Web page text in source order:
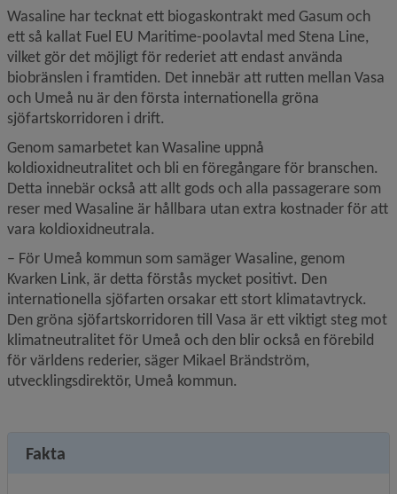
Wasaline har tecknat ett biogaskontrakt med Gasum och
ett så kallat Fuel EU Maritime-poolavtal med Stena Line,
vilket gör det möjligt för rederiet att endast använda
biobränslen i framtiden. Det innebär att rutten mellan Vasa
och Umeå nu är den första internationella gröna
sjöfartskorridoren i drift.
Genom samarbetet kan Wasaline uppnå
koldioxidneutralitet och bli en föregångare för branschen.
Detta innebär också att allt gods och alla passagerare som
reser med Wasaline är hållbara utan extra kostnader för att
vara koldioxidneutrala.
– För Umeå kommun som samäger Wasaline, genom
Kvarken Link, är detta förstås mycket positivt. Den
internationella sjöfarten orsakar ett stort klimatavtryck.
Den gröna sjöfartskorridoren till Vasa är ett viktigt steg mot
klimatneutralitet för Umeå och den blir också en förebild
för världens rederier, säger Mikael Brändström,
utvecklingsdirektör, Umeå kommun.
Fakta